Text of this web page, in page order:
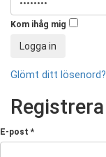
Kom ihåg mig
Glömt ditt lösenord?
Registrera
E-post *